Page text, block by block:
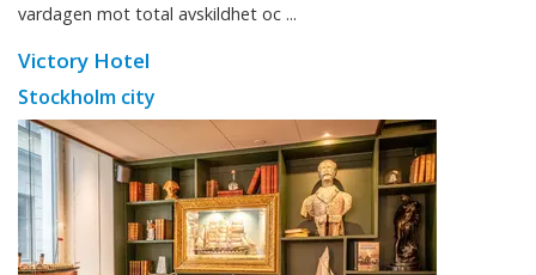
vardagen mot total avskildhet oc ...
Victory Hotel
Stockholm city